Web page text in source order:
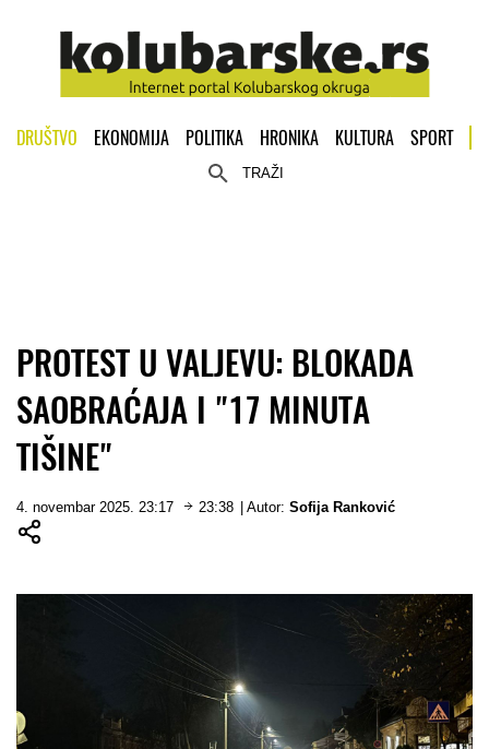
DRUŠTVO EKONOMIJA POLITIKA HRONIKA KULTURA SPORT
TRAŽI
PROTEST U VALJEVU: BLOKADA
SAOBRAĆAJA I "17 MINUTA
TIŠINE"
4. novembar 2025. 23:17 23:38 | Autor: Sofija Ranković